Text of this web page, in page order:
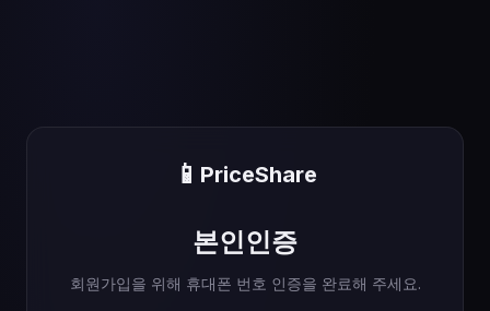
📱 PriceShare
본인인증
회원가입을 위해 휴대폰 번호 인증을 완료해 주세요.